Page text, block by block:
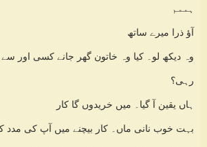
ہممم
آؤ ذرا میرے ساتھ
وہ دیکھ لو۔ کیا وہ خاتون گھر جانے کسی اور
رہی؟
ہاں یقین آ گیا۔ میں خریدوں گا کار
بہت خوب نانی ماں۔ کار بیچنے میں آپ کی مدد